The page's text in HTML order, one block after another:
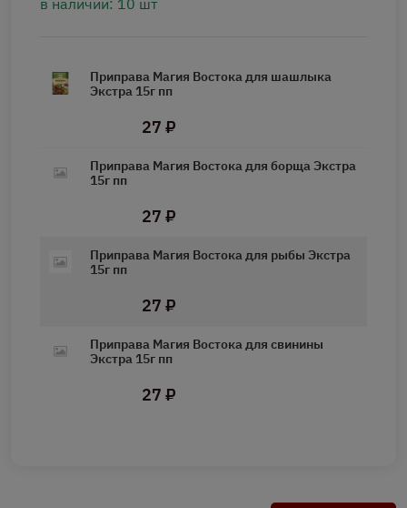
в наличии: 10 шт
Приправа Магия Востока для шашлыка
Экстра 15г пп
27 ₽
Приправа Магия Востока для борща Экстра
15г пп
27 ₽
Приправа Магия Востока для рыбы Экстра
15г пп
27 ₽
Приправа Магия Востока для свинины
Экстра 15г пп
27 ₽